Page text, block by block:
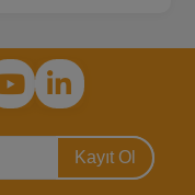
Kayıt Ol